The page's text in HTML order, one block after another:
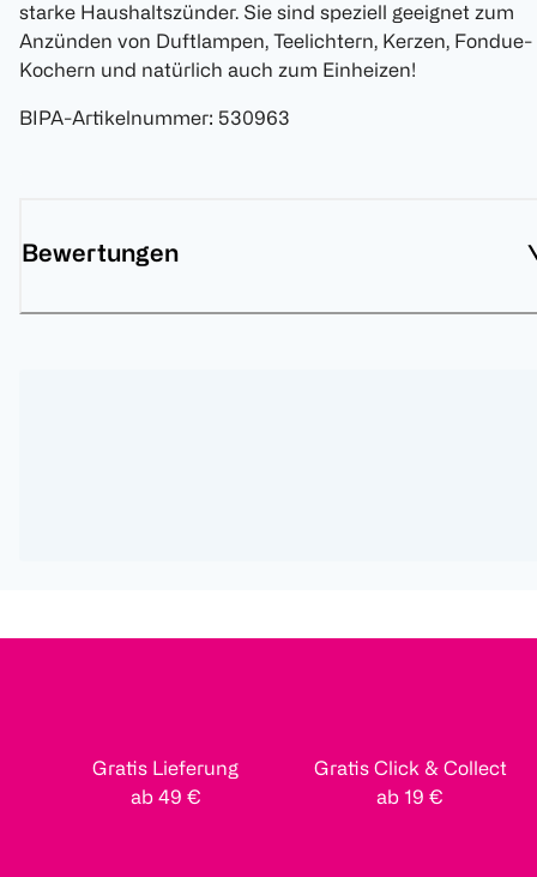
starke Haushaltszünder. Sie sind speziell geeignet zum
Anzünden von Duftlampen, Teelichtern, Kerzen, Fondue-
Kochern und natürlich auch zum Einheizen!
BIPA-Artikelnummer: 530963
Bewertungen
Gratis Lieferung
ab 49 €
Gratis Click & Collect
ab 19 €